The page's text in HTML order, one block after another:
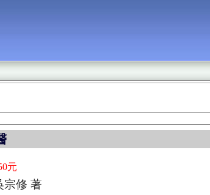
元
宗修 著